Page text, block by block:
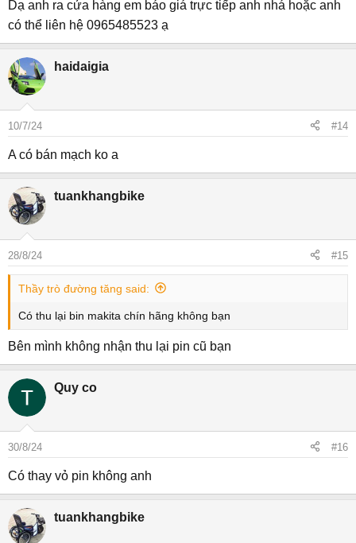
Dạ anh ra cửa hàng em báo giá trực tiếp anh nhá hoặc anh
có thể liên hệ 0965485523 ạ
haidaigia
10/7/24 #14
A có bán mạch ko a
tuankhangbike
28/8/24 #15
Thầy trò đường tăng said:
Có thu lại bin makita chín hãng không bạn
Bên mình không nhận thu lại pin cũ bạn
Quy co
30/8/24 #16
Có thay vỏ pin không anh
tuankhangbike